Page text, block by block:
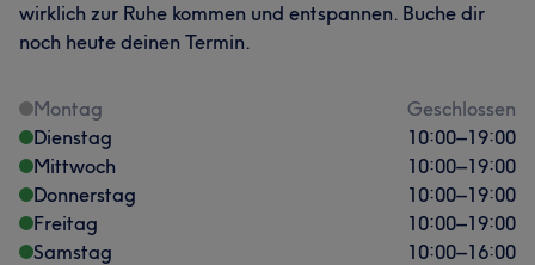
wirklich zur Ruhe kommen und entspannen. Buche dir
noch heute deinen Termin.
Montag
Geschlossen
Dienstag
10:00–19:00
Mittwoch
10:00–19:00
Donnerstag
10:00–19:00
Freitag
10:00–19:00
Samstag
10:00–16:00